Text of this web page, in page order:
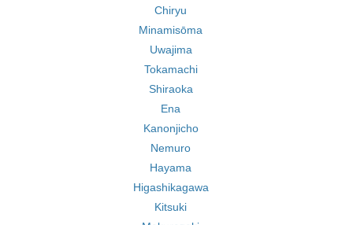
Chiryu
Minamisōma
Uwajima
Tokamachi
Shiraoka
Ena
Kanonjicho
Nemuro
Hayama
Higashikagawa
Kitsuki